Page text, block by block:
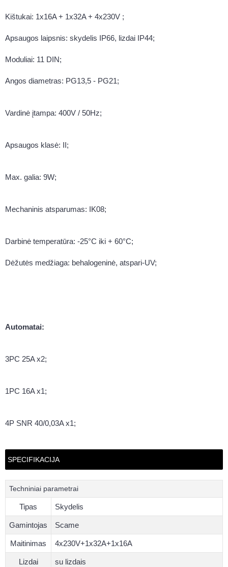
Kištukai: 1x16A + 1x32A + 4x230V ;
Apsaugos laipsnis: skydelis IP66, lizdai IP44;
Moduliai: 11 DIN;
Angos diametras: PG13,5 - PG21;
Vardinė įtampa: 400V / 50Hz;
Apsaugos klasė: II;
Max. galia: 9W;
Mechaninis atsparumas: IK08;
Darbinė temperatūra: -25°C iki + 60°C;
Dėžutės medžiaga: behalogeninė, atspari-UV;
Automatai:
3PC 25A x2;
1PC 16A x1;
4P SNR 40/0,03A x1;
SPECIFIKACIJA
Techniniai parametrai
Tipas Skydelis
Gamintojas Scame
Maitinimas 4x230V+1x32A+1x16A
Lizdai su lizdais